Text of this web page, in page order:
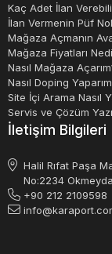
Kaç Adet İlan
İlan Vermenin Püf
Mağaza Açmanın
Mağaza Fiyatları
Nasıl Mağaza
Nasıl Doping
Site İçi Arama Nasıl
Servis ve Çözüm
İletişim Bilgileri
Halil Rıfat Paşa
No:2234
+90 212 2109598